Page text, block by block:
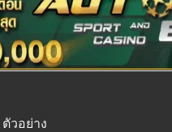
ตัวอย่าง